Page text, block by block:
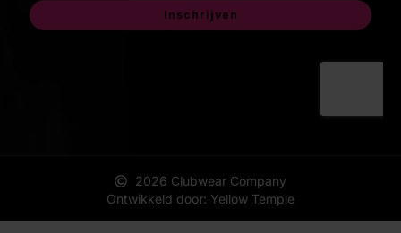
2026 Clubwear Company
Ontwikkeld door: Yellow Temple